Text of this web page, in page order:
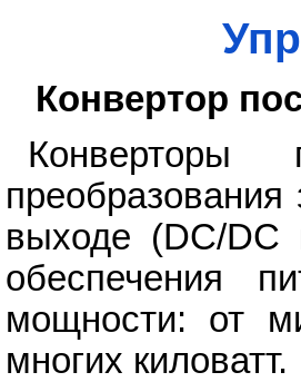
Конвертор
Конверторы
выходе (DC/DC
обеспечения
мощности: от
многих киловатт.